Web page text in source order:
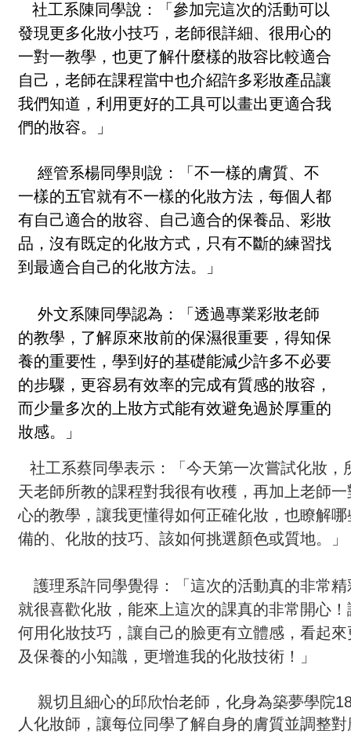
社工系陳同學說：「參加完這次的活動可以
發現更多化妝小技巧，老師很詳細、很用心的
一對一教學，也更了解什麼樣的妝容比較適合
自己，老師在課程當中也介紹許多彩妝產品讓
我們知道，利用更好的工具可以畫出更適合我
們的妝容。」
經管系楊同學則說：「不一樣的膚質、不
一樣的五官就有不一樣的化妝方法，每個人都
有自己適合的妝容、自己適合的保養品、彩妝
品，沒有既定的化妝方式，只有不斷的練習找
到最適合自己的化妝方法。」
外文系陳同學認為：「透過專業彩妝老師
的教學，了解原來妝前的保濕很重要，得知保
養的重要性，學到好的基礎能減少許多不必要
的步驟，更容易有效率的完成有質感的妝容，
而少量多次的上妝方式能有效避免過於厚重的
妝感。」
社工系蔡同學表示：「今天第一次嘗試化妝，
天老師所教的課程對我很有收穫，再加上老師
心的教學，讓我更懂得如何正確化妝，也瞭解
備的、化妝的技巧、該如何挑選顏色或質地。」
護理系許同學覺得：「這次的活動真的非常
就很喜歡化妝，能來上這次的課真的非常開心
何用化妝技巧，讓自己的臉更有立體感，看起
及保養的小知識，更增進我的化妝技術！」
親切且細心的邱欣怡老師，化身為築夢學院
人化妝師，讓每位同學了解自身的膚質並調整